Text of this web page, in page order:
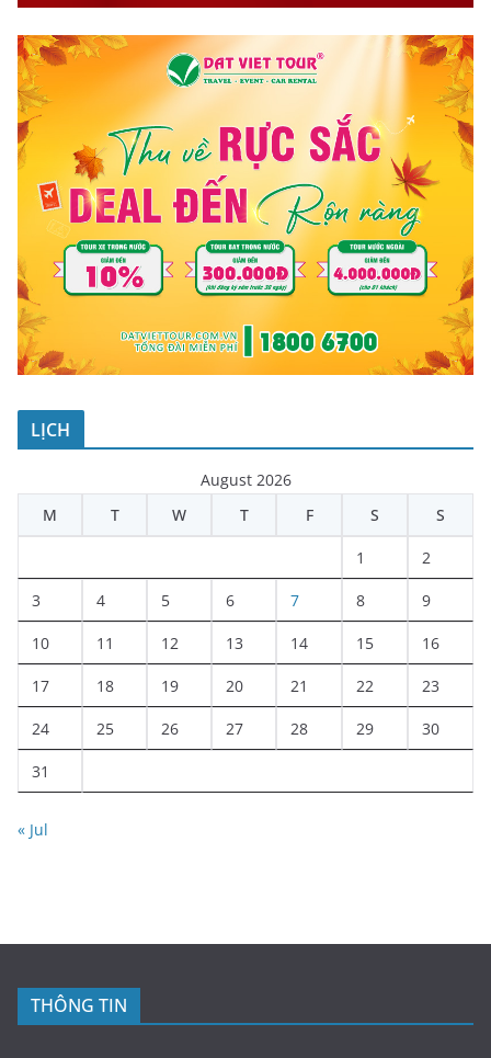
LỊCH
August 2026
M
T W T F S S
1 2
3 4 5 6 7 8 9
10 11 12 13 14 15 16
17 18 19 20 21 22 23
24 25 26 27 28 29 30
31
« Jul
THÔNG TIN